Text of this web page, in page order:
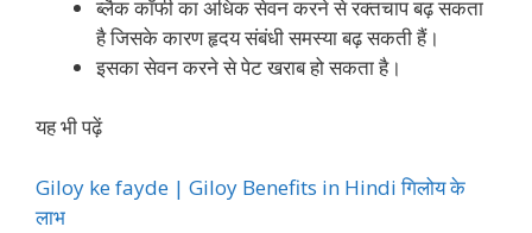
ब्लैक कॉफी का अधिक सेवन करने से रक्तचाप बढ़ सकता
है जिसके कारण हृदय संबंधी समस्या बढ़ सकती हैं।
इसका सेवन करने से पेट खराब हो सकता है।
यह भी पढ़ें
Giloy ke fayde | Giloy Benefits in Hindi गिलोय के
लाभ